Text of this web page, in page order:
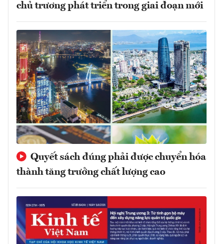
chủ trương phát triển trong giai đoạn mới
Quyết sách đúng phải được chuyển hóa
thành tăng trưởng chất lượng cao